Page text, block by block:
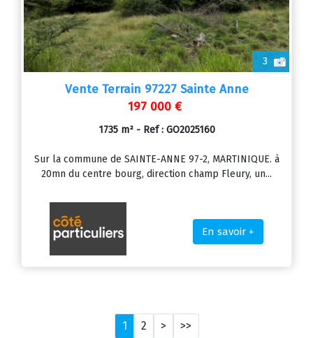
3
Vente Terrain 97227 Sainte Anne
197 000 €
1735 m² - Ref : GO2025160
Sur la commune de SAINTE-ANNE 97-2, MARTINIQUE. à
20mn du centre bourg, direction champ Fleury, un...
En savoir +
1 2 > >>